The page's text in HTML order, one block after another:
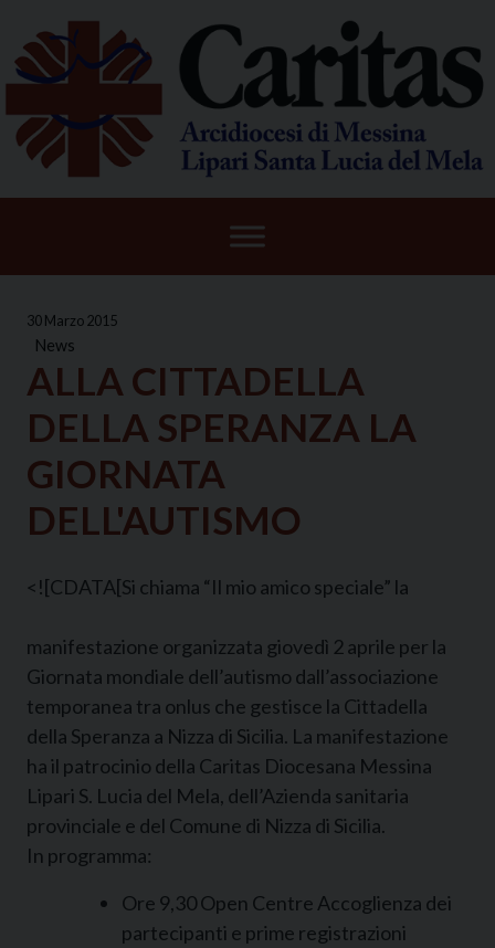
content
30 Marzo 2015
News
ALLA CITTADELLA
DELLA SPERANZA LA
GIORNATA
DELL'AUTISMO
<![CDATA[Si chiama “Il mio amico speciale” la
manifestazione organizzata giovedì 2 aprile per la
Giornata mondiale dell’autismo dall’associazione
temporanea tra onlus che gestisce la Cittadella
della Speranza a Nizza di Sicilia. La manifestazione
ha il patrocinio della Caritas Diocesana Messina
Lipari S. Lucia del Mela, dell’Azienda sanitaria
provinciale e del Comune di Nizza di Sicilia.
In programma:
Ore 9,30 Open Centre Accoglienza dei
partecipanti e prime registrazioni